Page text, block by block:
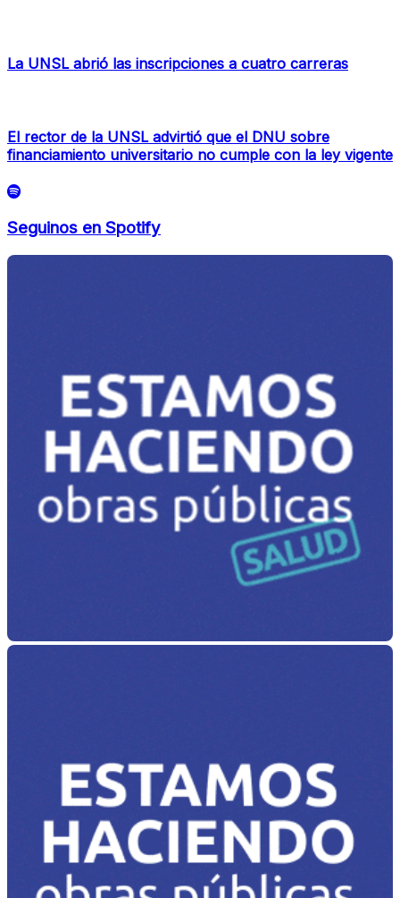
La UNSL abrió las inscripciones a cuatro carreras
El rector de la UNSL advirtió que el DNU sobre
financiamiento universitario no cumple con la ley vigente
Seguinos en Spotify